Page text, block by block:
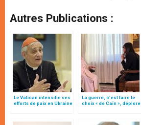
Autres Publications :
Le Vatican intensifie ses
efforts de paix en Ukraine
La guerre, c’est faire le
choix « de Caïn », déplore